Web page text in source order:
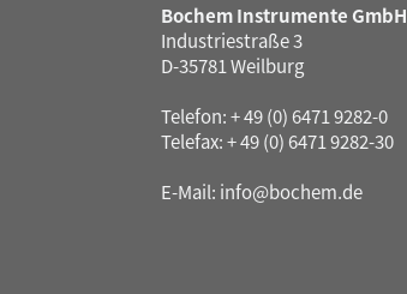
Bochem Instrumente GmbH
Industriestraße 3
D-35781 Weilburg
Telefon: + 49 (0) 6471 9282-0
Telefax: + 49 (0) 6471 9282-30
E-Mail: info@bochem.de